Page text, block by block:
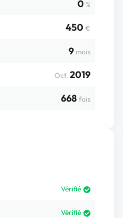
0 %
450 €
9 mois
Oct. 2019
668 fois
Vérifié
Vérifié